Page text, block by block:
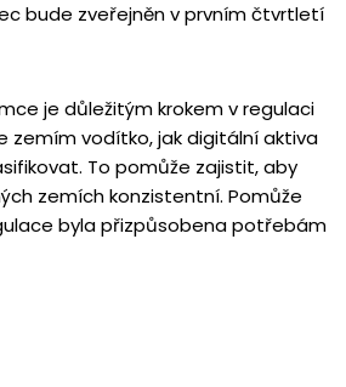
bude zveřejněn v prvním čtvrtletí
je důležitým krokem v regulaci
zemím vodítko, jak digitální aktiva
To pomůže zajistit, aby
zemích konzistentní. Pomůže
byla přizpůsobena potřebám